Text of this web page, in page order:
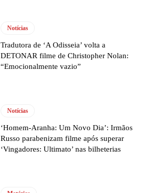
Notícias
Tradutora de ‘A Odisseia’ volta a
DETONAR filme de Christopher Nolan:
“Emocionalmente vazio”
Notícias
‘Homem-Aranha: Um Novo Dia’: Irmãos
Russo parabenizam filme após superar
‘Vingadores: Ultimato’ nas bilheterias